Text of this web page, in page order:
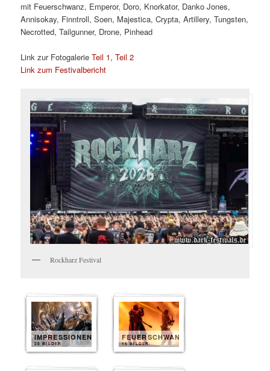
mit Feuerschwanz, Emperor, Doro, Knorkator, Danko Jones,
Annisokay, Finntroll, Soen, Majestica, Crypta, Artillery, Tungsten,
Necrotted, Tailgunner, Drone, Pinhead
Link zur FotogalerieTeil 1,Teil 2
Link zum Festivalbericht
Rockharz Festival
IMPRESSIONEN
20 BILDER
FEUERSCHWANZ
15 BILDER